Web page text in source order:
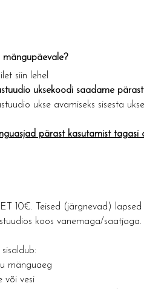
mängupäevale?​
siin lehel
uksekoodi saadame
ukse avamiseks sisesta
pärast kasutamist
10€. Teised (järgnevad)
koos vanemaga/saatjaga.
mänguaeg
või vesi